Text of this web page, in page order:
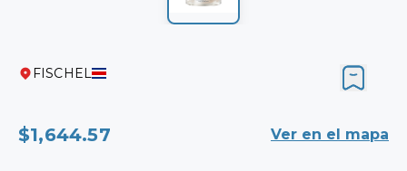
FISCHEL
$1,644.57 Ver en el mapa